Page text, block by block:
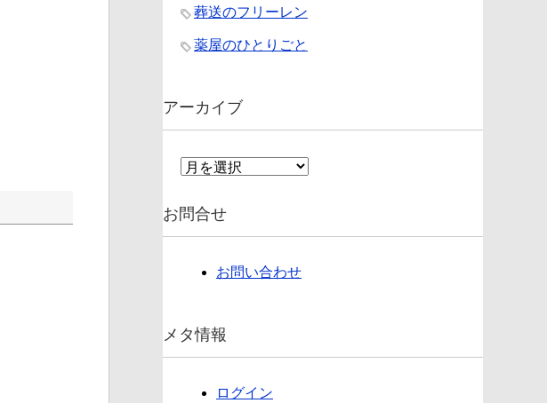
葬送のフリーレン
薬屋のひとりごと
アーカイブ
ア
イ
ブ
お問合せ
お問い合わせ
メタ情報
ログイン